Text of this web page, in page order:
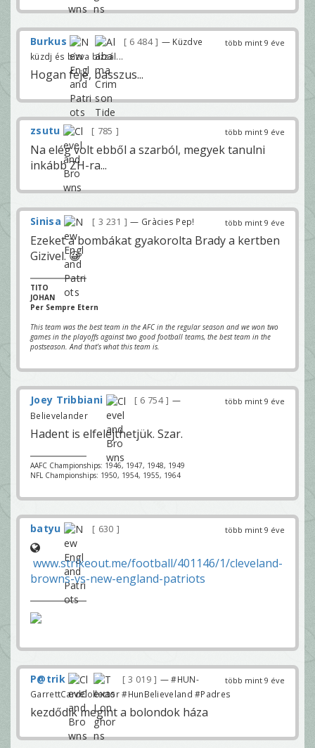
több mint 9 éve
Burkus 6 484
— Küzdve
küzdj és bízva bízzál...
Hogan feje, basszus...
több mint 9 éve
zsutu 785
Na elég volt ebből a szarból, megyek tanulni
inkább ZH-ra...
több mint 9 éve
Sinisa 3 231 — Gràcies Pep!
Ezeket a bombákat gyakorolta Brady a kertben
Gizivel. 😀
TITO
JOHAN
Per Sempre Etern
This team was the best team in the AFC in the regular season and we won two
games in the playoffs against two good football teams, the best team in the
postseason. And that’s what this team is.
több mint 9 éve
Joey Tribbiani 6 754
—
Believelander
Hadent is elfelejthetjük. Szar.
AAFC Championships: 1946, 1947, 1948, 1949
NFL Championships: 1950, 1954, 1955, 1964
több mint 9 éve
batyu 630
www.strikeout.me/football/401146/1/cleveland-
browns-vs-new-england-patriots
több mint 9 éve
P@trik 3 019
— #HUN-
GarrettCardCollector #HunBelieveland #Padres
kezdődik megint a bolondok háza